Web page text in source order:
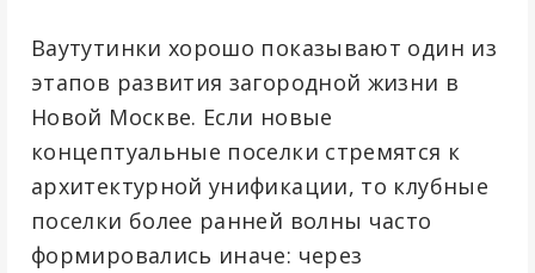
Ваутутинки хорошо показывают один из
этапов развития загородной жизни в
Новой Москве. Если новые
концептуальные поселки стремятся к
архитектурной унификации, то клубные
поселки более ранней волны часто
формировались иначе: через